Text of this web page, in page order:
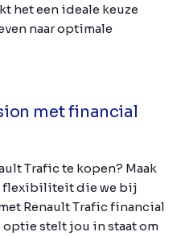
het een ideale keuze
naar optimale
met financial
Trafic te kopen? Maak
flexibiliteit die we bij
Renault Trafic financial
optie stelt jou in staat om